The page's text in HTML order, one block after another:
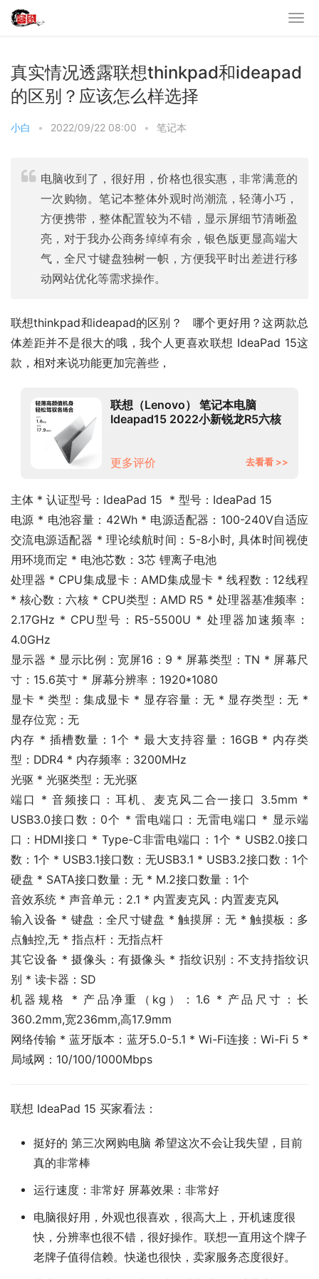
真实情况透露联想thinkpad和ideapad
的区别？应该怎么样选择
小白 • 2022/09/22 08:00 • 笔记本
电脑收到了，很好用，价格也很实惠，非常满意的
一次购物。笔记本整体外观时尚潮流，轻薄小巧，
方便携带，整体配置较为不错，显示屏细节清晰盈
亮，对于我办公商务绰绰有余，银色版更显高端大
气，全尺寸键盘独树一帜，方便我平时出差进行移
动网站优化等需求操作。
联想thinkpad和ideapad的区别？   哪个更好用？这两款总
体差距并不是很大的哦，我个人更喜欢联想 IdeaPad 15这
款，相对来说功能更加完善些，
联想（Lenovo） 笔记本电脑
Ideapad15 2022小新锐龙R5六核
字小键盘 防眩光高清屏 含Office办
更多评价 去看看 >>
主体 * 认证型号：IdeaPad 15  * 型号：IdeaPad 15
电源 * 电池容量：42Wh * 电源适配器：100-240V自适应
交流电源适配器 * 理论续航时间：5-8小时, 具体时间视使
用环境而定 * 电池芯数：3芯 锂离子电池
处理器 * CPU集成显卡：AMD集成显卡 * 线程数：12线程
* 核心数：六核 * CPU类型：AMD R5 * 处理器基准频率：
2.17GHz * CPU型号：R5-5500U * 处理器加速频率：
4.0GHz
显示器 * 显示比例：宽屏16：9 * 屏幕类型：TN * 屏幕尺
寸：15.6英寸 * 屏幕分辨率：1920*1080
显卡 * 类型：集成显卡 * 显存容量：无 * 显存类型：无 *
显存位宽：无
内存 * 插槽数量：1个 * 最大支持容量：16GB * 内存类
型：DDR4 * 内存频率：3200MHz
光驱 * 光驱类型：无光驱
端口 * 音频接口：耳机、麦克风二合一接口 3.5mm *
USB3.0接口数：0个 * 雷电端口：无雷电端口 * 显示端
口：HDMI接口 * Type-C非雷电端口：1个 * USB2.0接口
数：1个 * USB3.1接口数：无USB3.1 * USB3.2接口数：1个
硬盘 * SATA接口数量：无 * M.2接口数量：1个
音效系统 * 声音单元：2.1 * 内置麦克风：内置麦克风
输入设备 * 键盘：全尺寸键盘 * 触摸屏：无 * 触摸板：多
点触控,无 * 指点杆：无指点杆
其它设备 * 摄像头：有摄像头 * 指纹识别：不支持指纹识
别 * 读卡器：SD
机器规格 * 产品净重（kg）：1.6 * 产品尺寸：长
360.2mm,宽236mm,高17.9mm
网络传输 * 蓝牙版本：蓝牙5.0-5.1 * Wi-Fi连接：Wi-Fi 5 *
局域网：10/100/1000Mbps
联想 IdeaPad 15 买家看法：
挺好的 第三次网购电脑 希望这次不会让我失望，目前
真的非常棒
运行速度：非常好 屏幕效果：非常好
电脑很好用，外观也很喜欢，很高大上，开机速度很
快，分辨率也很不错，很好操作。联想一直用这个牌子
老牌子值得信赖。快递也很快，卖家服务态度很好。